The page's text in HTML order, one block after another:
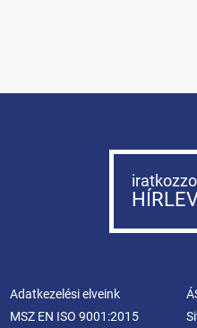
Adatkezelési elveink
MSZ EN ISO 9001:2015